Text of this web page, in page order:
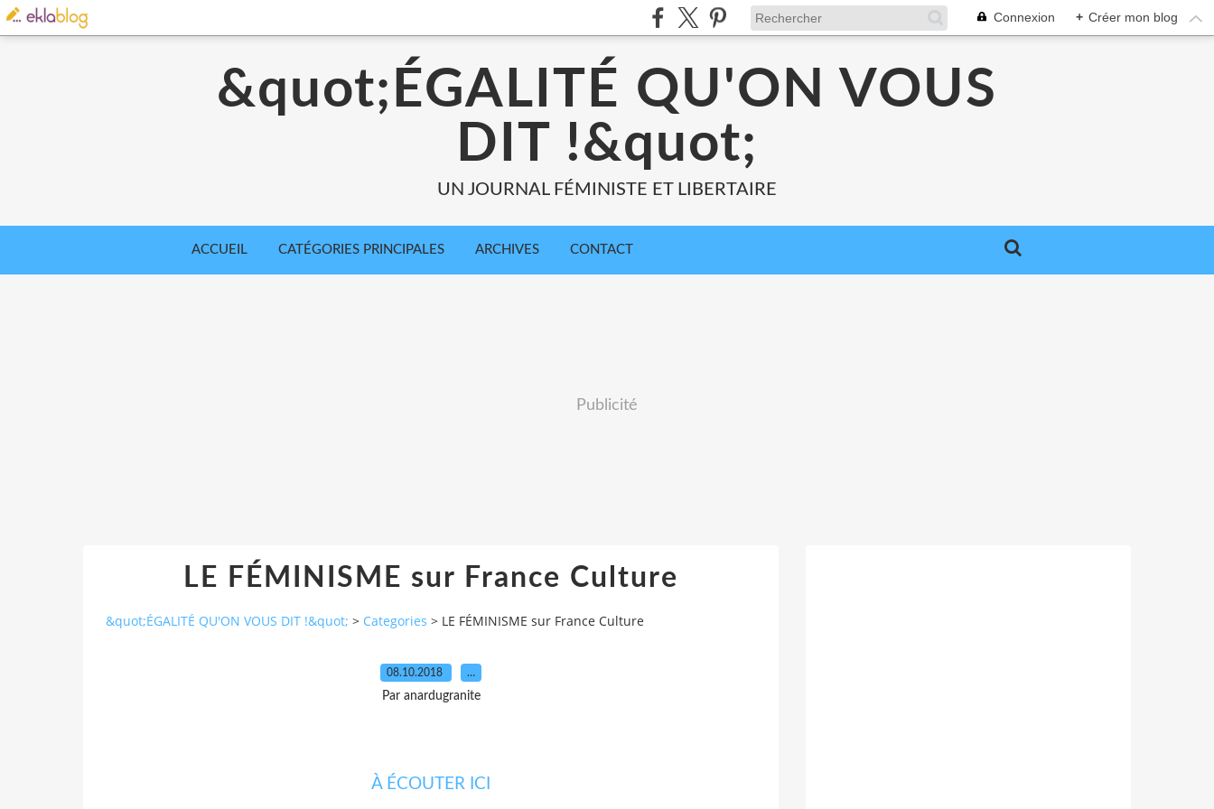
Connexion + Créer mon blog
&quot;ÉGALITÉ QU'ON VOUS
DIT !&quot;
UN JOURNAL FÉMINISTE ET LIBERTAIRE
ACCUEIL CATÉGORIES PRINCIPALES ARCHIVES CONTACT
Publicité
LE FÉMINISME sur France Culture
&quot;ÉGALITÉ QU'ON VOUS DIT !&quot; > Categories > LE FÉMINISME sur France Culture
08.10.2018 …
Par anardugranite
À ÉCOUTER ICI